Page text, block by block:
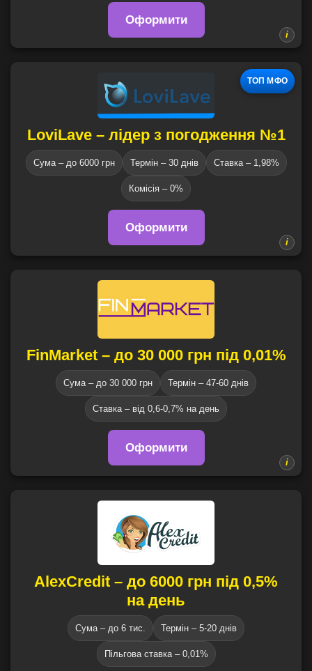
Оформити
ТОП МФО
LoviLave – лідер з погодження №1
Сума – до 6000 грн Термін – 30 днів Ставка – 1,98%
Комісія – 0%
Оформити
FinMarket – до 30 000 грн під 0,01%
Сума – до 30 000 грн Термін – 47-60 днів
Ставка – від 0,6-0,7% на день
Оформити
AlexCredit – до 6000 грн під 0,5%
на день
Сума – до 6 тис. Термін – 5-20 днів
Пільгова ставка – 0,01%